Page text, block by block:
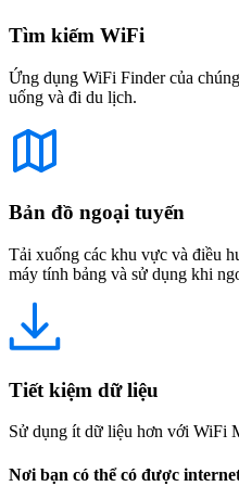
Tìm kiếm WiFi
Ứng dụng WiFi Finder của
uống và đi du lịch.
Bản đồ ngoại tuyến
Tải xuống các khu vực và điều
máy tính bảng và sử dụng khi
Tiết kiệm dữ liệu
Sử dụng ít dữ liệu hơn với WiFi
Nơi bạn có thể có được